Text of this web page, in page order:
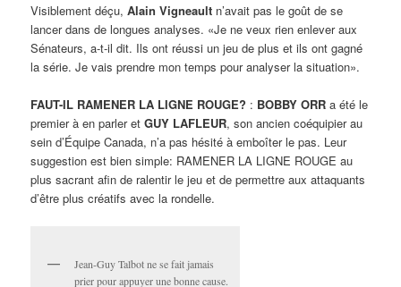
Visiblement déçu,Alain Vigneault n’avait pas le goût de se
lancer dans de longues analyses. «Je ne veux rien enlever aux
Sénateurs, a-t-il dit. Ils ont réussi un jeu de plus et ils ont gagné
la série. Je vais prendre mon temps pour analyser la situation».
FAUT-IL RAMENER LA LIGNE ROUGE? : BOBBY ORR a été le
premier à en parler etGUY LAFLEUR, son ancien coéquipier au
sein d’Équipe Canada, n’a pas hésité à emboîter le pas. Leur
suggestion est bien simple: RAMENER LA LIGNE ROUGE au
plus sacrant afin de ralentir le jeu et de permettre aux attaquants
d’être plus créatifs avec la rondelle.
Jean-Guy Talbot ne se fait jamais
prier pour appuyer une bonne cause.